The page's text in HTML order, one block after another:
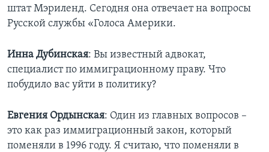
НЬЮ-ЙОРК NEW YORK
ТЕСТЫ
ВИДЕО
Learning English
штат Мэриленд. Сегодня она отвечает на вопросы
Русской службы «Голоса Америки.
Инна Дубинская: Вы известный адвокат,
специалист по иммиграционному праву. Что
побудило вас уйти в политику?
Евгения Ордынская: Один из главных вопросов –
это как раз иммиграционный закон, который
поменяли в 1996 году. Я считаю, что поменяли в